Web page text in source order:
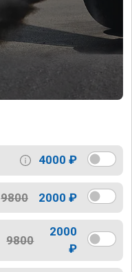
4000 ₽
9800 2000 ₽
9800
2000
₽